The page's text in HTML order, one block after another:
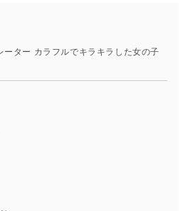
ーター カラフルでキラキラした女の子